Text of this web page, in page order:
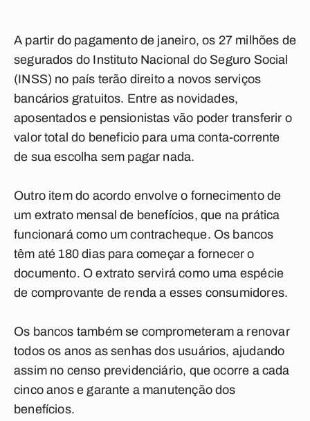
A partir do pagamento de janeiro, os 27 milhões de
segurados do Instituto Nacional do Seguro Social
(INSS) no país terão direito a novos serviços
bancários gratuitos. Entre as novidades,
aposentados e pensionistas vão poder transferir o
valor total do beneficio para uma conta-corrente
de sua escolha sem pagar nada.
Outro item do acordo envolve o fornecimento de
um extrato mensal de benefícios, que na prática
funcionará como um contracheque. Os bancos
têm até 180 dias para começar a fornecer o
documento. O extrato servirá como uma espécie
de comprovante de renda a esses consumidores.
Os bancos também se comprometeram a renovar
todos os anos as senhas dos usuários, ajudando
assim no censo previdenciário, que ocorre a cada
cinco anos e garante a manutenção dos
benefícios.